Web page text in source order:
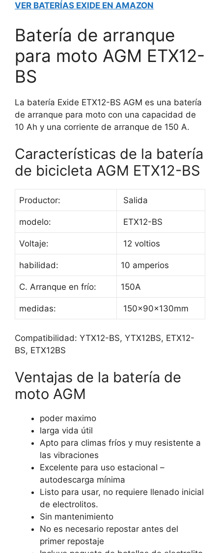
VER BATERÍAS EXIDE EN AMAZON
Batería de arranque
para moto AGM ETX12-
BS
La batería Exide ETX12-BS AGM es una batería
de arranque para moto con una capacidad de
10 Ah y una corriente de arranque de 150 A.
Características de la batería
de bicicleta AGM ETX12-BS
Productor: Salida
modelo: ETX12-BS
Voltaje: 12 voltios
habilidad: 10 amperios
C. Arranque en frío: 150A
medidas: 150×90×130mm
Compatibilidad: YTX12-BS, YTX12BS, ETX12-
BS, ETX12BS
Ventajas de la batería de
moto AGM
poder maximo
larga vida útil
Apto para climas fríos y muy resistente a
las vibraciones
Excelente para uso estacional –
autodescarga mínima
Listo para usar, no requiere llenado inicial
de electrolitos.
Sin mantenimiento
No es necesario repostar antes del
primer repostaje